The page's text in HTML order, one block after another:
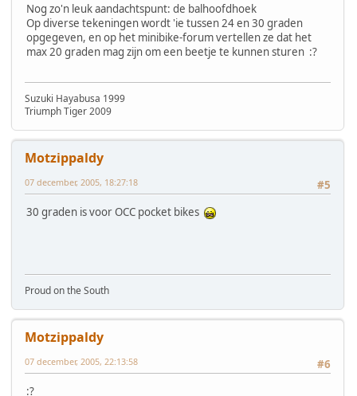
Nog zo'n leuk aandachtspunt: de balhoofdhoek
Op diverse tekeningen wordt 'ie tussen 24 en 30 graden
opgegeven, en op het minibike-forum vertellen ze dat het
max 20 graden mag zijn om een beetje te kunnen sturen :?
Suzuki Hayabusa 1999
Triumph Tiger 2009
Motzippaldy
#5
07 december, 2005, 18:27:18
30 graden is voor OCC pocket bikes
Proud on the South
Motzippaldy
#6
07 december, 2005, 22:13:58
:?